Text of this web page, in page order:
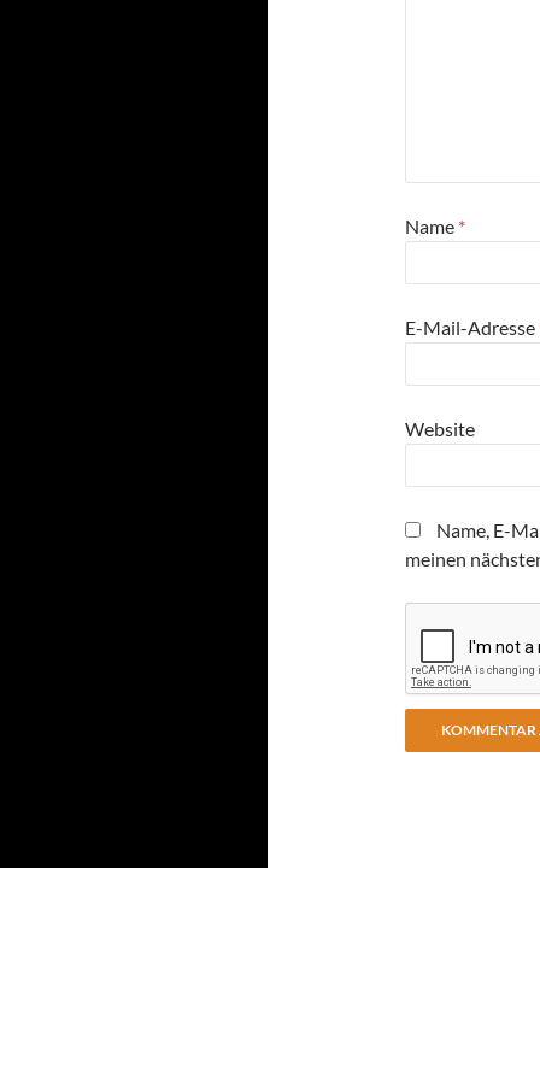
Name *
E-Mail-Adresse
Website
Name, E-
meinen